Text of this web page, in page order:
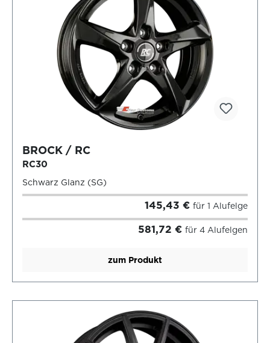
BROCK / RC
RC30
Schwarz Glanz (SG)
145,43 € für 1 Alufelge
581,72 € für 4 Alufelgen
zum Produkt